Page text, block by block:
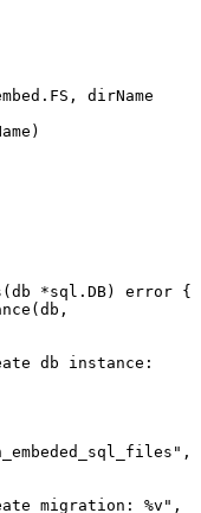
dirName
*sql.DB) error {